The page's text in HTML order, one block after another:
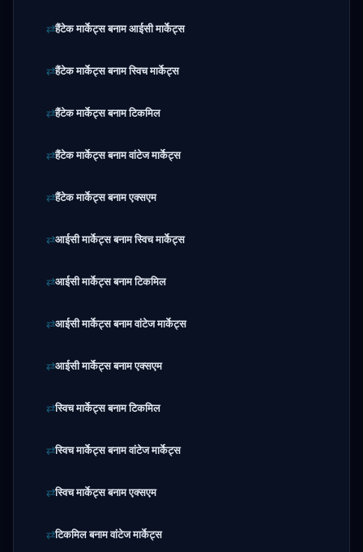
हैंटेक मार्केट्स बनाम आईसी मार्केट्स
हैंटेक मार्केट्स बनाम स्विच मार्केट्स
हैंटेक मार्केट्स बनाम टिकमिल
हैंटेक मार्केट्स बनाम वांटेज मार्केट्स
हैंटेक मार्केट्स बनाम एक्सएम
आईसी मार्केट्स बनाम स्विच मार्केट्स
आईसी मार्केट्स बनाम टिकमिल
आईसी मार्केट्स बनाम वांटेज मार्केट्स
आईसी मार्केट्स बनाम एक्सएम
स्विच मार्केट्स बनाम टिकमिल
स्विच मार्केट्स बनाम वांटेज मार्केट्स
स्विच मार्केट्स बनाम एक्सएम
टिकमिल बनाम वांटेज मार्केट्स